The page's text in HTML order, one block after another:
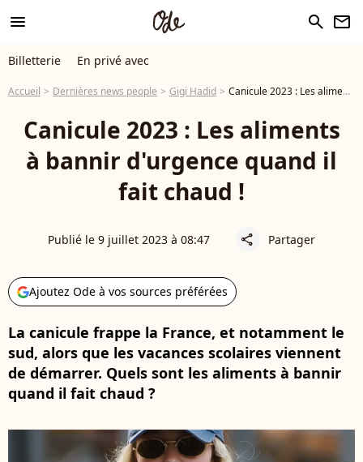
menu search newsletter
Billetterie En privé avec
Accueil Dernières news people Gigi Hadid Canicule 2023 : Les aliments à bannir d'urgence quand il fait chaud !
Canicule 2023 : Les aliments
à bannir d'urgence quand il
fait chaud !
Publié le 9 juillet 2023 à 08:47 share Partager
Ajoutez Ode à vos sources préférées
La canicule frappe la France, et notamment le
sud, alors que les vacances scolaires viennent
de démarrer. Quels sont les aliments à bannir
quand il fait chaud ?